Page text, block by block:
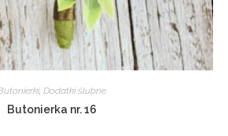
, Dodatki ślubne
Butonierka nr. 16